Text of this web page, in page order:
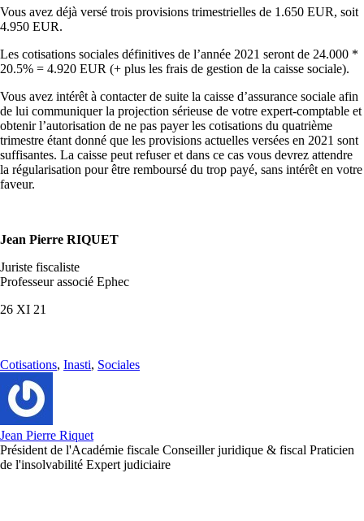
Vous avez déjà versé trois provisions trimestrielles de 1.650 EUR, soit
4.950 EUR.
Les cotisations sociales définitives de l’année 2021 seront de 24.000 *
20.5% = 4.920 EUR (+ plus les frais de gestion de la caisse sociale).
Vous avez intérêt à contacter de suite la caisse d’assurance sociale afin
de lui communiquer la projection sérieuse de votre expert-comptable et
obtenir l’autorisation de ne pas payer les cotisations du quatrième
trimestre étant donné que les provisions actuelles versées en 2021 sont
suffisantes. La caisse peut refuser et dans ce cas vous devrez attendre
la régularisation pour être remboursé du trop payé, sans intérêt en votre
faveur.
Jean Pierre RIQUET
Juriste fiscaliste
Professeur associé Ephec
26 XI 21
Cotisations, Inasti, Sociales
Jean Pierre Riquet
Président de l'Académie fiscale Conseiller juridique & fiscal Praticien
de l'insolvabilité Expert judiciaire